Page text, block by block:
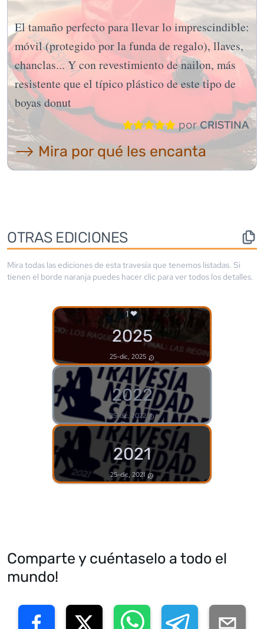
El tamaño perfecto para llevar lo imprescindible:
móvil (protegido por la funda de regalo), llaves,
chanclas... Y con revestimiento de nailon, más
resistente que el típico plástico de este tipo de
boyas donut
porCRISTINA
⟶ Mira por qué les encanta
OTRAS EDICIONES
Mira todas las ediciones de esta travesía que tenemos listadas. Si
tienen el borde naranja puedes hacer clic para ver todos los detalles.
1
2025
25-dic, 2025
2022
25-dic, 2022
2021
25-dic, 2021
Comparte y cuéntaselo a todo el
mundo!